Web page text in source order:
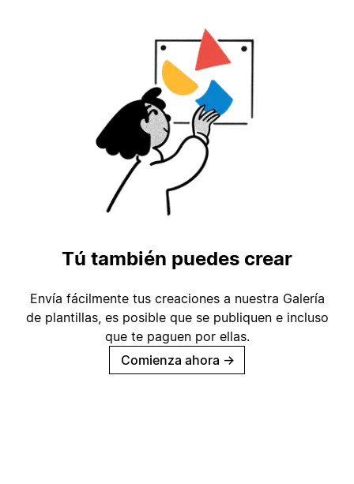
Tú también puedes crear
Envía fácilmente tus creaciones a nuestra Galería
de plantillas, es posible que se publiquen e incluso
que te paguen por ellas.
Comienza ahora →